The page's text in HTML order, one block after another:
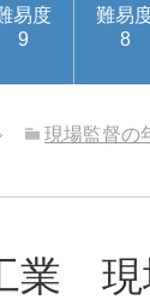
易度
9
難易
8
現場監督の
業